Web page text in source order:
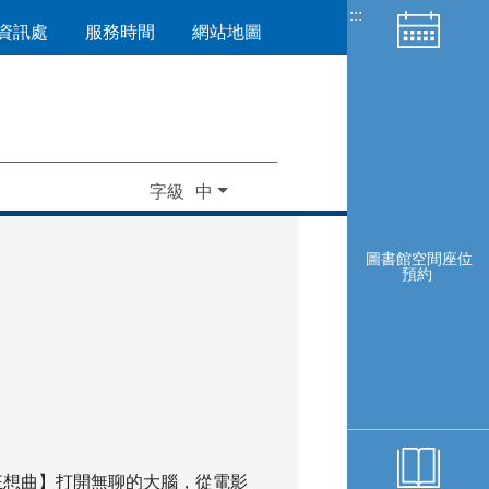
訊處 服務時間 網站地圖
字級
:::
圖書館空間座位
預約
曲】打開無聊的大腦，從電影